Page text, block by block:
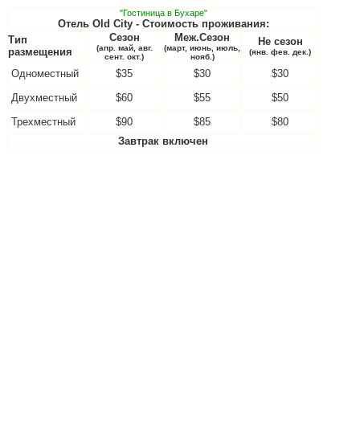
"Гостиница в Бухаре"
Отель Old City - Стоимость проживания:
Тип
размещения
Сезон
(апр. май, авг.
сент. окт.)
Меж.Сезон
(март, июнь, июль,
нояб.)
Не сезон
(янв. фев. дек.)
Одноместный $35 $30
$30
Двухместный
$60 $55
$50
Трехместный
$90 $85
$80
Завтрак включен